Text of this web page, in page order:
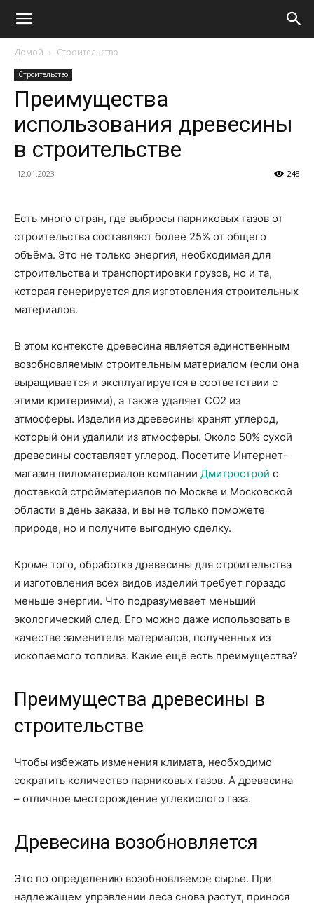
Домой Строительство
Строительство
Преимущества
использования древесины
в строительстве
12.01.2023 248
Есть много стран, где выбросы парниковых газов от
строительства составляют более 25% от общего
объёма. Это не только энергия, необходимая для
строительства и транспортировки грузов, но и та,
которая генерируется для изготовления строительных
материалов.
В этом контексте древесина является единственным
возобновляемым строительным материалом (если она
выращивается и эксплуатируется в соответствии с
этими критериями), а также удаляет CO2 из
атмосферы. Изделия из древесины хранят углерод,
который они удалили из атмосферы. Около 50% сухой
древесины составляет углерод. Посетите Интернет-
магазин пиломатериалов компании Дмитрострой с
доставкой стройматериалов по Москве и Московской
области в день заказа, и вы не только поможете
природе, но и получите выгодную сделку.
Кроме того, обработка древесины для строительства
и изготовления всех видов изделий требует гораздо
меньше энергии. Что подразумевает меньший
экологический след. Его можно даже использовать в
качестве заменителя материалов, полученных из
ископаемого топлива. Какие ещё есть преимущества?
Преимущества древесины в
строительстве
Чтобы избежать изменения климата, необходимо
сократить количество парниковых газов. А древесина
– отличное месторождение углекислого газа.
Древесина возобновляется
Это по определению возобновляемое сырье. При
надлежащем управлении леса снова растут, принося